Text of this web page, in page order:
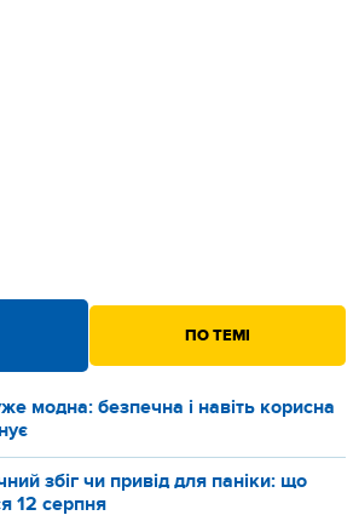
ПО ТЕМІ
модна: безпечна і навіть корисна
збіг чи привід для паніки: що
12 серпня